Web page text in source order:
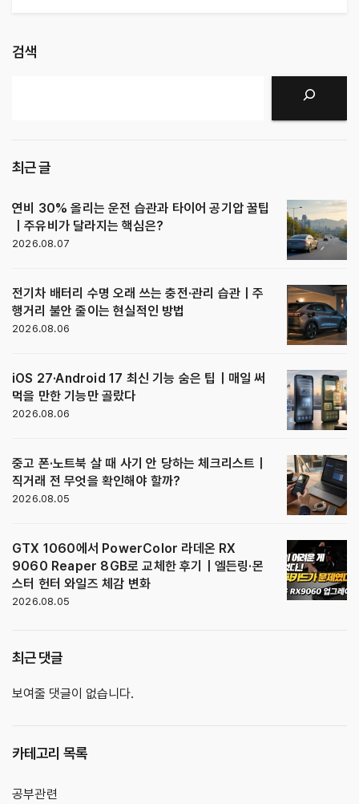
검색
최근 글
연비 30% 올리는 운전 습관과 타이어 공기압 꿀팁
｜주유비가 달라지는 핵심은?
2026.08.07
전기차 배터리 수명 오래 쓰는 충전·관리 습관｜주
행거리 불안 줄이는 현실적인 방법
2026.08.06
iOS 27·Android 17 최신 기능 숨은 팁｜매일 써
먹을 만한 기능만 골랐다
2026.08.06
중고 폰·노트북 살 때 사기 안 당하는 체크리스트｜
직거래 전 무엇을 확인해야 할까?
2026.08.05
GTX 1060에서 PowerColor 라데온 RX
9060 Reaper 8GB로 교체한 후기｜엘든링·몬
스터 헌터 와일즈 체감 변화
2026.08.05
최근 댓글
보여줄 댓글이 없습니다.
카테고리 목록
공부관련